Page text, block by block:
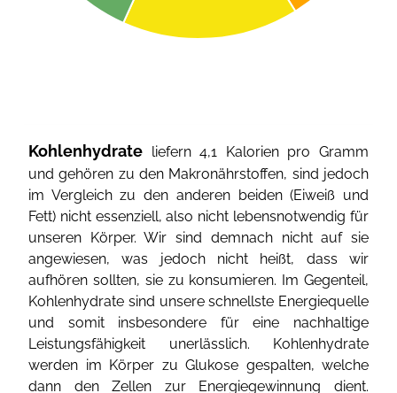
Kohlenhydrate liefern 4,1 Kalorien pro Gramm
und gehören zu den Makronährstoffen, sind jedoch
im Vergleich zu den anderen beiden (Eiweiß und
Fett) nicht essenziell, also nicht lebensnotwendig für
unseren Körper. Wir sind demnach nicht auf sie
angewiesen, was jedoch nicht heißt, dass wir
aufhören sollten, sie zu konsumieren. Im Gegenteil,
Kohlenhydrate sind unsere schnellste Energiequelle
und somit insbesondere für eine nachhaltige
Leistungsfähigkeit unerlässlich. Kohlenhydrate
werden im Körper zu Glukose gespalten, welche
dann den Zellen zur Energiegewinnung dient.